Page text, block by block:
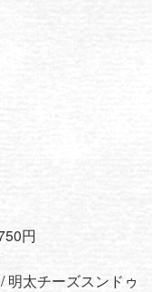
円
明太チーズスンドゥ